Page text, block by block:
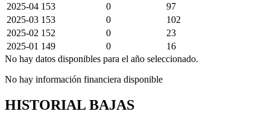
2025-04 153 0
97
2025-03 153 0
102
2025-02 152 0
23
2025-01 149 0
16
No hay datos disponibles para el año seleccionado.
No hay información financiera disponible
HISTORIAL BAJAS